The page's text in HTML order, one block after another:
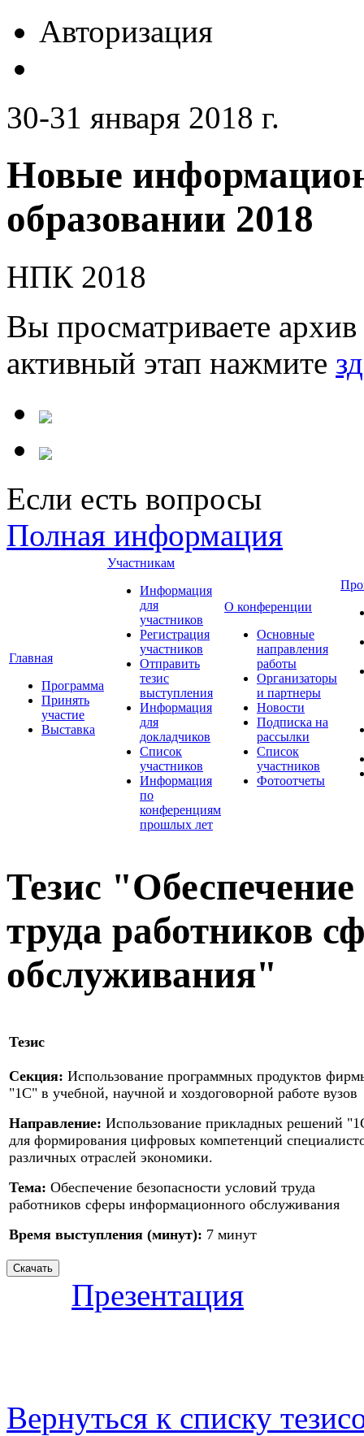
Авторизация
30-31 января 2018 г.
Новые
образовании 2018
НПК 2018
Вы просматриваете
активный этап нажмите
Если есть вопросы
Полная информация
Главная
Программа
Принять
участие
Выставка
Участникам
Информация
для
участников
Регистрация
участников
Отправить
тезис
выступления
Информация
для
докладчиков
Список
участников
Информация
по
конференциям
прошлых лет
О конференции
Основные
направления
работы
Организаторы
и партнеры
Новости
Подписка на
рассылки
Список
участников
Фотоотчеты
Тезис "Обеспечение
труда работников
обслуживания"
Тезис
Секция: Использование программных продуктов
"1С" в учебной, научной и хоздоговорной работе вузов
Направление: Использование прикладных решений
для формирования цифровых компетенций
различных отраслей экономики.
Тема: Обеспечение безопасности условий труда
работников сферы информационного обслуживания
Время выступления (минут): 7 минут
Презентация
Вернуться к списку